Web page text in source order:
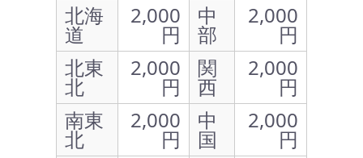
北海
道
2,000
円
中
部
2,000
円
北東
北
2,000
円
関
西
2,000
円
南東
北
2,000
円
中
国
2,000
円